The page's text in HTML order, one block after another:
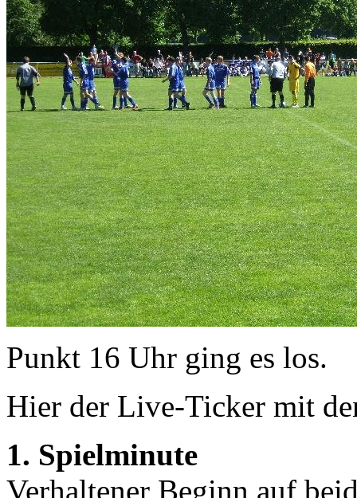
Punkt 16 Uhr ging es los.
Hier der Live-Ticker mit
1. Spielminute
Verhaltener Beginn auf